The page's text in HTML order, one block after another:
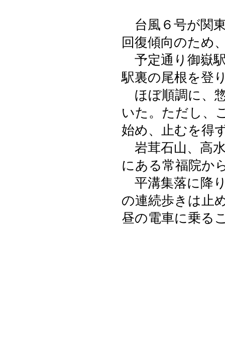
台風６号が関
回復傾向のため
予定通り御嶽
駅裏の尾根を登
ほぼ順調に、
いた。ただし、
始め、止むを得
岩茸石山、高
にある常福院か
平溝集落に降
の連続歩きは止
昼の電車に乗る